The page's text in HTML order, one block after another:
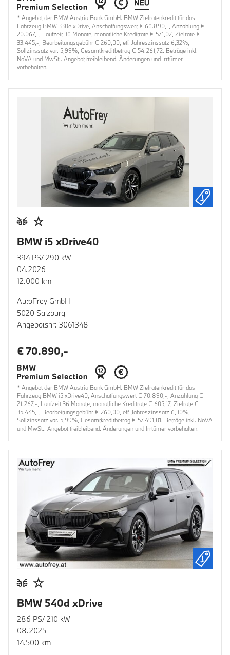
* Angebot der BMW Austria Bank GmbH. BMW Zielratenkredit für das
Fahrzeug BMW 330e xDrive, Anschaffungswert € 66.890,-, Anzahlung €
20.067,-, Laufzeit 36 Monate, monatliche Kreditrate € 571,02, Zielrate €
33.445,-, Bearbeitungsgebühr € 260,00, eff. Jahreszinssatz 6,32%,
Sollzinssatz var. 5,99%, Gesamtkreditbetrag € 54.261,72. Beträge inkl.
NoVA und MwSt.. Angebot freibleibend. Änderungen und Irrtümer
vorbehalten.
BMW i5 xDrive40
394 PS/ 290 kW
04.2026
12.000 km
AutoFrey GmbH
5020 Salzburg
Angebotsnr: 3061348
€ 70.890,-
* Angebot der BMW Austria Bank GmbH. BMW Zielratenkredit für das
Fahrzeug BMW i5 xDrive40, Anschaffungswert € 70.890,-, Anzahlung €
21.267,-, Laufzeit 36 Monate, monatliche Kreditrate € 605,17, Zielrate €
35.445,-, Bearbeitungsgebühr € 260,00, eff. Jahreszinssatz 6,30%,
Sollzinssatz var. 5,99%, Gesamtkreditbetrag € 57.491,01. Beträge inkl. NoVA
und MwSt.. Angebot freibleibend. Änderungen und Irrtümer vorbehalten.
BMW 540d xDrive
286 PS/ 210 kW
08.2025
14.500 km